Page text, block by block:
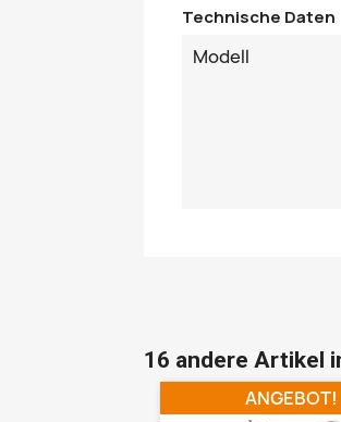
Technische Daten
Modell
16 andere Artikel
ANGEBOT!